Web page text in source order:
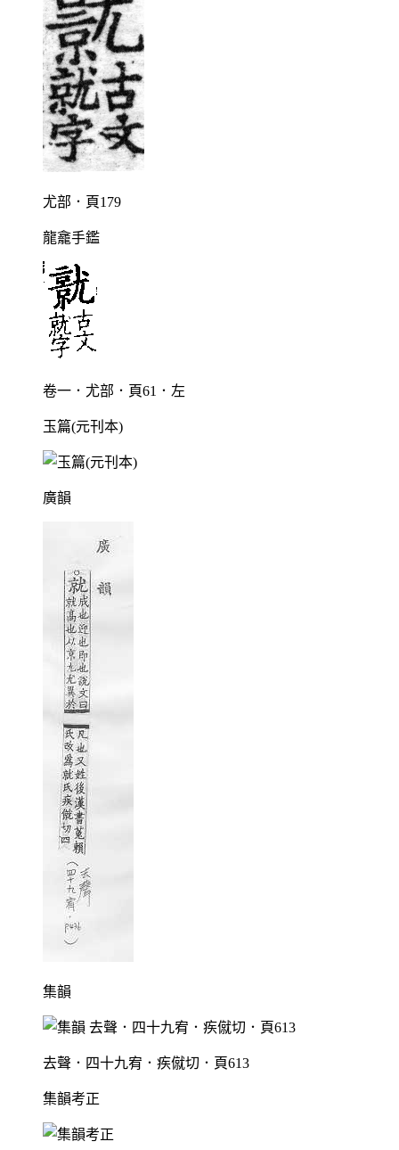
尤部．頁179
龍龕手鑑
卷一．尤部．頁61．左
玉篇(元刊本)
廣韻
集韻
去聲．四十九宥．疾僦切．頁613
集韻考正